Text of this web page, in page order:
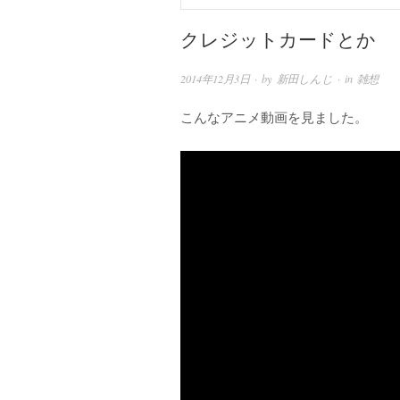
クレジットカードとか
2014年12月3日· by 新田しんじ · in 雑想
こんなアニメ動画を見ました。